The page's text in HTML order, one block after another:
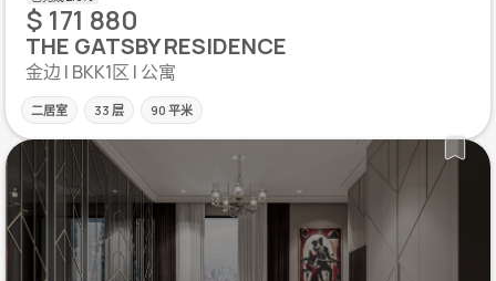
$ 171 880
THE GATSBY RESIDENCE
金边 | BKK1区 | 公寓
二居室 33 层 90 平米